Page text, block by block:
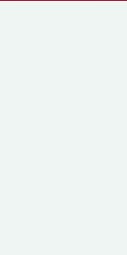
a